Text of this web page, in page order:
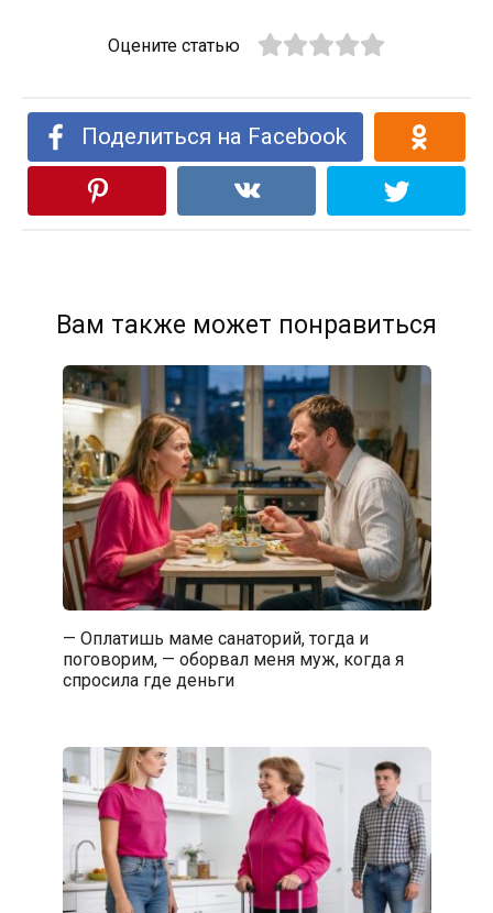
Оцените статью
Поделиться на Facebook
Вам также может понравиться
— Оплатишь маме санаторий, тогда и
поговорим, — оборвал меня муж, когда я
спросила где деньги